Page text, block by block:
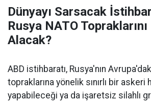
Dünyayı Sarsacak
Rusya NATO
Alacak?
ABD istihbaratı, Rusya'nın
topraklarına yönelik sınırlı bir askeri
yapabileceği ya da işaretsiz silahlı